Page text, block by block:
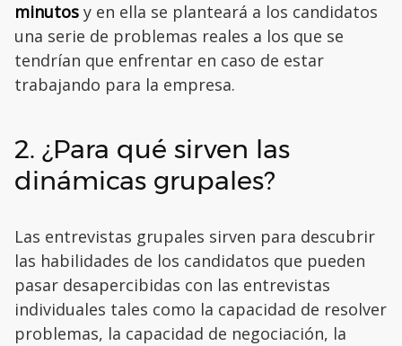
minutos y en ella se planteará a los candidatos
una serie de problemas reales a los que se
tendrían que enfrentar en caso de estar
trabajando para la empresa.
2. ¿Para qué sirven las
dinámicas grupales?
Las entrevistas grupales sirven para descubrir
las habilidades de los candidatos que pueden
pasar desapercibidas con las entrevistas
individuales tales como la capacidad de resolver
problemas, la capacidad de negociación, la